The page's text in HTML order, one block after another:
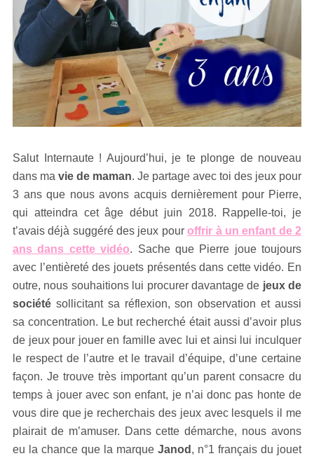
Salut Internaute ! Aujourd’hui, je te plonge de nouveau
dans ma vie de maman. Je partage avec toi des jeux pour
3 ans que nous avons acquis dernièrement pour Pierre,
qui atteindra cet âge début juin 2018. Rappelle-toi, je
t’avais déjà suggéré des jeux pouroffrir à un enfant de 2
ans dans cette vidéo. Sache que Pierre joue toujours
avec l’entièreté des jouets présentés dans cette vidéo. En
outre, nous souhaitions lui procurer davantage de jeux de
société sollicitant sa réflexion, son observation et aussi
sa concentration. Le but recherché était aussi d’avoir plus
de jeux pour jouer en famille avec lui et ainsi lui inculquer
le respect de l’autre et le travail d’équipe, d’une certaine
façon. Je trouve très important qu’un parent consacre du
temps à jouer avec son enfant, je n’ai donc pas honte de
vous dire que je recherchais des jeux avec lesquels il me
plairait de m’amuser. Dans cette démarche, nous avons
eu la chance que la marque Janod , n°1 français du jouet